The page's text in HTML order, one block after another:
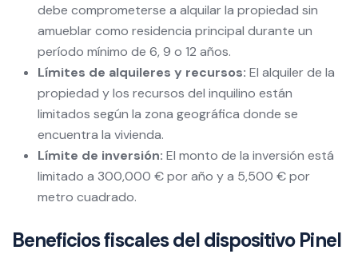
debe comprometerse a alquilar la propiedad sin
amueblar como residencia principal durante un
período mínimo de 6, 9 o 12 años.
Límites de alquileres y recursos: El alquiler de la
propiedad y los recursos del inquilino están
limitados según la zona geográfica donde se
encuentra la vivienda.
Límite de inversión: El monto de la inversión está
limitado a 300,000 € por año y a 5,500 € por
metro cuadrado.
Beneficios fiscales del dispositivo Pinel